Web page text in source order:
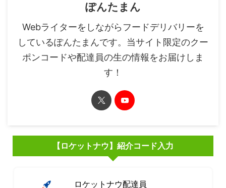
ぽんたまん
Webライターをしながらフードデリバリーを
しているぽんたまんです。当サイト限定のクー
ポンコードや配達員の生の情報をお届けしま
す！
【ロケットナウ】紹介コード入力
ロケットナウ配達員